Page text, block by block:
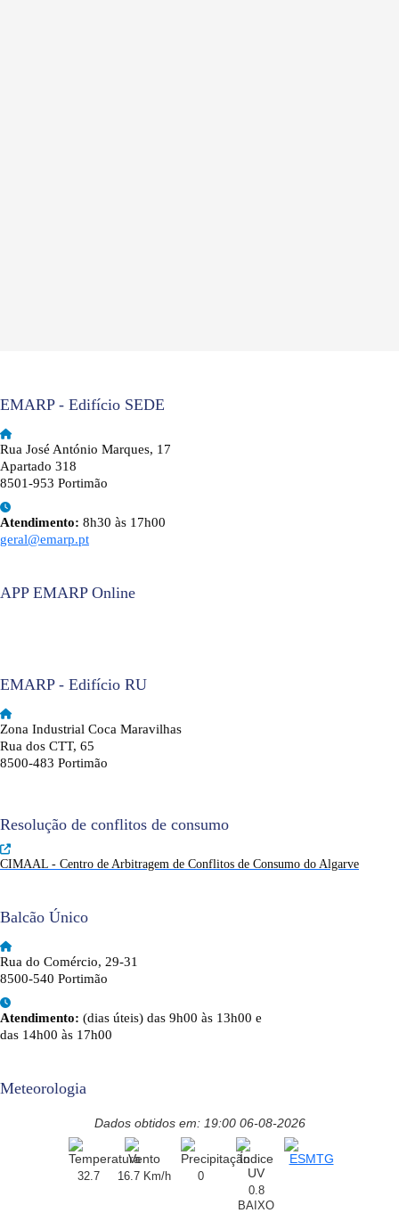
EMARP - Edifício SEDE
Rua José António Marques, 17
Apartado 318
8501-953 Portimão
Atendimento: 8h30 às 17h00
geral@emarp.pt
APP EMARP Online
EMARP - Edifício RU
Zona Industrial Coca Maravilhas
Rua dos CTT, 65
8500-483 Portimão
Resolução de conflitos de consumo
CIMAAL - Centro de Arbitragem de Conflitos de Consumo do Algarve
Balcão Único
Rua do Comércio, 29-31
8500-540 Portimão
Atendimento: (dias úteis) das 9h00 às 13h00 e
das 14h00 às 17h00
Meteorologia
Dados obtidos em: 19:00 06-08-2026
32.7 16.7 Km/h
0
0.8
BAIXO